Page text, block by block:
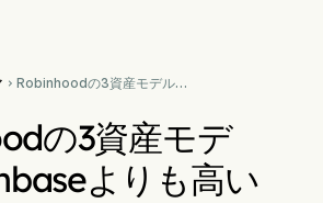
 Robinhoodの3資産モデル、
の3資産モデ
よりも高い